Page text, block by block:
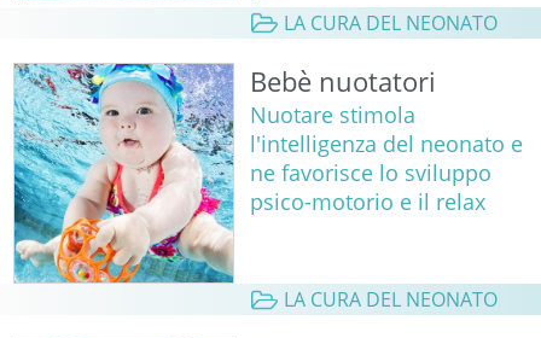
LA CURA DEL NEONATO
Bebè nuotatori
Nuotare stimola
l'intelligenza del neonato e
ne favorisce lo sviluppo
psico-motorio e il relax
LA CURA DEL NEONATO